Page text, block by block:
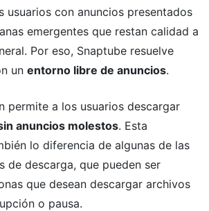
usuarios con anuncios presentados
emergentes que restan calidad a
Por eso, Snaptube resuelve
un entorno libre de anuncios.
permite a los usuarios descargar
anuncios molestos. Esta
lo diferencia de algunas de las
de descarga, que pueden ser
que desean descargar archivos
o pausa.